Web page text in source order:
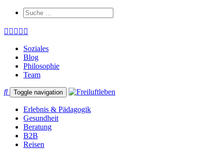
Soziales
Blog
Philosophie
Team
Toggle navigation
Erlebnis & Pädagogik
Gesundheit
Beratung
B2B
Reisen